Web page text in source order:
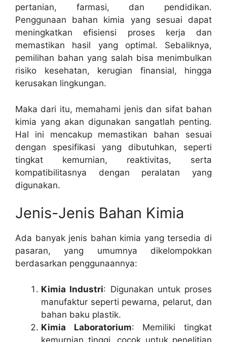
pertanian, farmasi, dan pendidikan.
Penggunaan bahan kimia yang sesuai dapat
meningkatkan efisiensi proses kerja dan
memastikan hasil yang optimal. Sebaliknya,
pemilihan bahan yang salah bisa menimbulkan
risiko kesehatan, kerugian finansial, hingga
kerusakan lingkungan.
Maka dari itu, memahami jenis dan sifat bahan
kimia yang akan digunakan sangatlah penting.
Hal ini mencakup memastikan bahan sesuai
dengan spesifikasi yang dibutuhkan, seperti
tingkat kemurnian, reaktivitas, serta
kompatibilitasnya dengan peralatan yang
digunakan.
Jenis-Jenis Bahan Kimia
Ada banyak jenis bahan kimia yang tersedia di
pasaran, yang umumnya dikelompokkan
berdasarkan penggunaannya:
Kimia Industri: Digunakan untuk proses
manufaktur seperti pewarna, pelarut, dan
bahan baku plastik.
Kimia Laboratorium: Memiliki tingkat
kemurnian tinggi, cocok untuk penelitian